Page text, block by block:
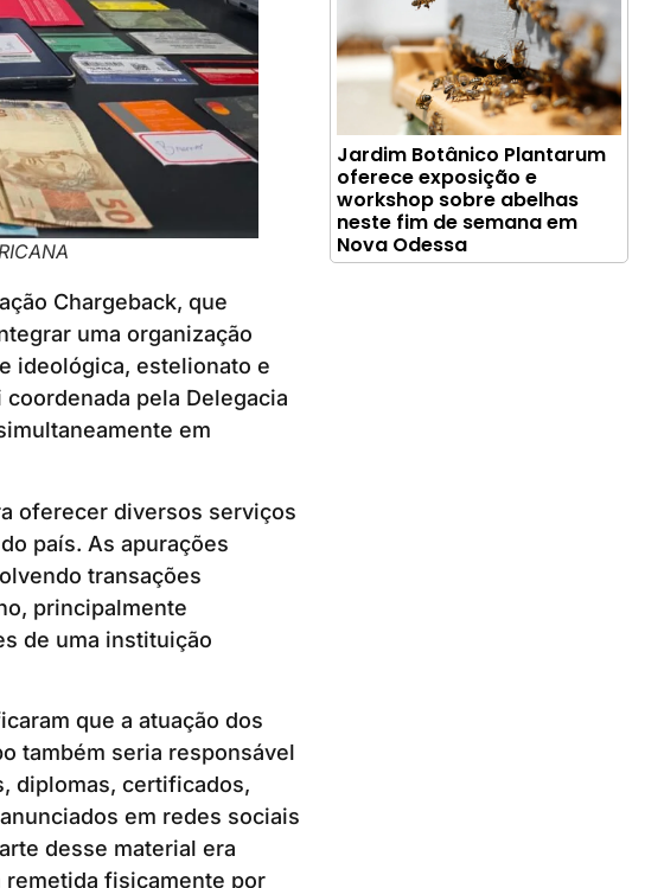
Chargeback, que
uma organização
ideológica, estelionato e
pela Delegacia
em
oferecer diversos serviços
país. As apurações
transações
principalmente
de uma instituição
que a atuação dos
também seria responsável
diplomas, certificados,
em redes sociais
desse material era
remetida fisicamente por
Jardim Botânico Plantarum
oferece exposição e
workshop sobre abelhas
neste fim de semana em
Nova Odessa